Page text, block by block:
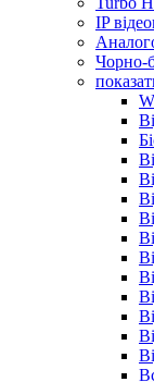
IP
Чорно-